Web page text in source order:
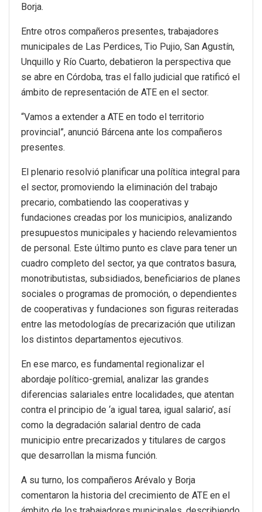
Borja.
Entre otros compañeros presentes, trabajadores
municipales de Las Perdices, Tio Pujio, San Agustín,
Unquillo y Río Cuarto, debatieron la perspectiva que
se abre en Córdoba, tras el fallo judicial que ratificó el
ámbito de representación de ATE en el sector.
“Vamos a extender a ATE en todo el territorio
provincial”, anunció Bárcena ante los compañeros
presentes.
El plenario resolvió planificar una política integral para
el sector, promoviendo la eliminación del trabajo
precario, combatiendo las cooperativas y
fundaciones creadas por los municipios, analizando
presupuestos municipales y haciendo relevamientos
de personal. Este último punto es clave para tener un
cuadro completo del sector, ya que contratos basura,
monotributistas, subsidiados, beneficiarios de planes
sociales o programas de promoción, o dependientes
de cooperativas y fundaciones son figuras reiteradas
entre las metodologías de precarización que utilizan
los distintos departamentos ejecutivos.
En ese marco, es fundamental regionalizar el
abordaje político-gremial, analizar las grandes
diferencias salariales entre localidades, que atentan
contra el principio de ‘a igual tarea, igual salario’, así
como la degradación salarial dentro de cada
municipio entre precarizados y titulares de cargos
que desarrollan la misma función.
A su turno, los compañeros Arévalo y Borja
comentaron la historia del crecimiento de ATE en el